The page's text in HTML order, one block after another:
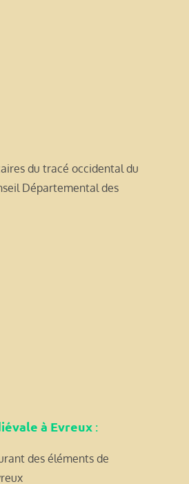
du tracé occidental du
Départemental des
à Evreux :
des éléments de